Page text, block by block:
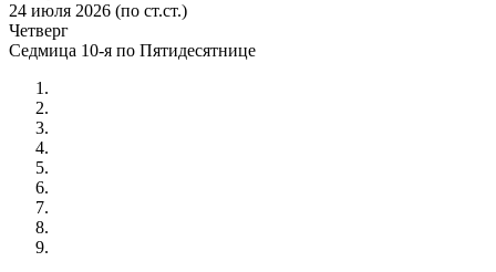
24 июля 2026 (по ст.ст.)
Четверг
Седмица 10-я по Пятидесятнице